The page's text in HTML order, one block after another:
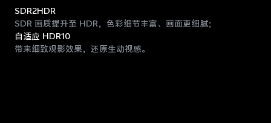
SDR2HDR
SDR 画质提升至 HDR，色彩细节丰富、画面更细腻；
自适应 HDR10
带来细致观影效果，还原生动视感。